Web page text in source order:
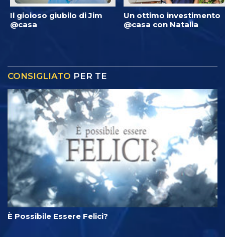
Il gioioso giubilo di Jim
@casa
Un ottimo investimento
@casa con Natalia
CONSIGLIATO PER TE
È Possibile Essere Felici?